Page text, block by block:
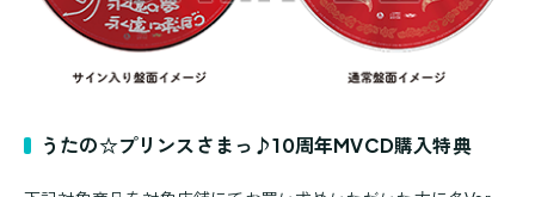
うたの☆プリンスさまっ♪10周年MVCD購入特典